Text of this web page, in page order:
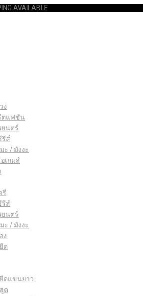
AVAILABLE
ง
ตแฟชัน
นตร์
รีส์
ะ / มังงะ
เกมส์
รี
รีส์
นตร์
ะ / มังงะ
ง
ด
ดแขนยาว
ด